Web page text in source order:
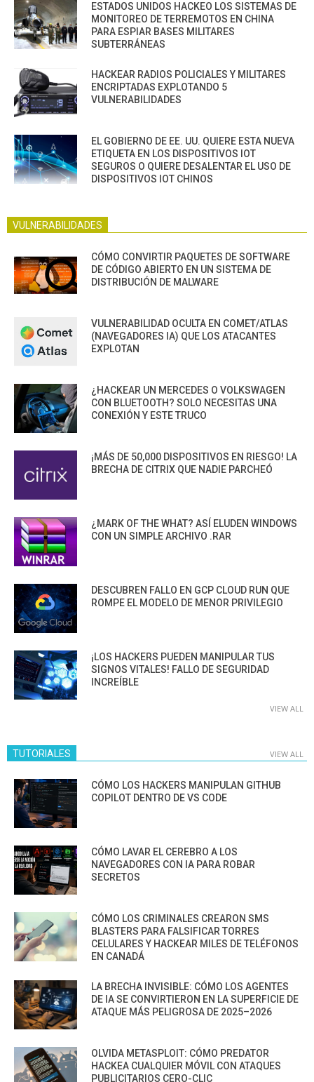
ESTADOS UNIDOS HACKEO LOS SISTEMAS DE
MONITOREO DE TERREMOTOS EN CHINA
PARA ESPIAR BASES MILITARES
SUBTERRÁNEAS
HACKEAR RADIOS POLICIALES Y MILITARES
ENCRIPTADAS EXPLOTANDO 5
VULNERABILIDADES
EL GOBIERNO DE EE. UU. QUIERE ESTA NUEVA
ETIQUETA EN LOS DISPOSITIVOS IOT
SEGUROS O QUIERE DESALENTAR EL USO DE
DISPOSITIVOS IOT CHINOS
VULNERABILIDADES
CÓMO CONVIRTIR PAQUETES DE SOFTWARE
DE CÓDIGO ABIERTO EN UN SISTEMA DE
DISTRIBUCIÓN DE MALWARE
VULNERABILIDAD OCULTA EN COMET/ATLAS
(NAVEGADORES IA) QUE LOS ATACANTES
EXPLOTAN
¿HACKEAR UN MERCEDES O VOLKSWAGEN
CON BLUETOOTH? SOLO NECESITAS UNA
CONEXIÓN Y ESTE TRUCO
¡MÁS DE 50,000 DISPOSITIVOS EN RIESGO! LA
BRECHA DE CITRIX QUE NADIE PARCHEÓ
¿MARK OF THE WHAT? ASÍ ELUDEN WINDOWS
CON UN SIMPLE ARCHIVO .RAR
DESCUBREN FALLO EN GCP CLOUD RUN QUE
ROMPE EL MODELO DE MENOR PRIVILEGIO
¡LOS HACKERS PUEDEN MANIPULAR TUS
SIGNOS VITALES! FALLO DE SEGURIDAD
INCREÍBLE
VIEW ALL
TUTORIALES VIEW ALL
CÓMO LOS HACKERS MANIPULAN GITHUB
COPILOT DENTRO DE VS CODE
CÓMO LAVAR EL CEREBRO A LOS
NAVEGADORES CON IA PARA ROBAR
SECRETOS
CÓMO LOS CRIMINALES CREARON SMS
BLASTERS PARA FALSIFICAR TORRES
CELULARES Y HACKEAR MILES DE TELÉFONOS
EN CANADÁ
LA BRECHA INVISIBLE: CÓMO LOS AGENTES
DE IA SE CONVIRTIERON EN LA SUPERFICIE DE
ATAQUE MÁS PELIGROSA DE 2025–2026
OLVIDA METASPLOIT: CÓMO PREDATOR
HACKEA CUALQUIER MÓVIL CON ATAQUES
PUBLICITARIOS CERO-CLIC